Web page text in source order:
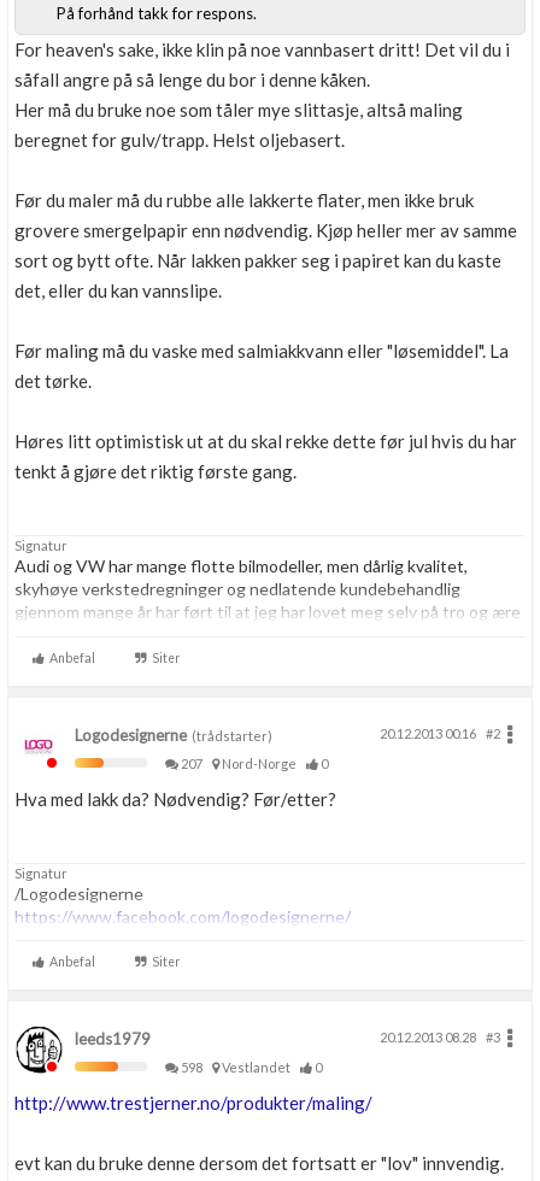
På forhånd takk for respons.
For heaven's sake, ikke klin på noe vannbasert dritt! Det vil du i
såfall angre på så lenge du bor i denne kåken.
Her må du bruke noe som tåler mye slittasje, altså maling
beregnet for gulv/trapp. Helst oljebasert.
Før du maler må du rubbe alle lakkerte flater, men ikke bruk
grovere smergelpapir enn nødvendig. Kjøp heller mer av samme
sort og bytt ofte. Når lakken pakker seg i papiret kan du kaste
det, eller du kan vannslipe.
Før maling må du vaske med salmiakkvann eller "løsemiddel". La
det tørke.
Høres litt optimistisk ut at du skal rekke dette før jul hvis du har
tenkt å gjøre det riktig første gang.
Signatur
Audi og VW har mange flotte bilmodeller, men dårlig kvalitet,
skyhøye verkstedregninger og nedlatende kundebehandlig
gjennom mange år har ført til at jeg har lovet meg selv på tro og ære
Aldri.Anbefal Siter
Logodesignerne(trådstarter) 20.12.2013 00.16
#2
207
Nord-Norge 0
Hva med lakk da? Nødvendig? Før/etter?
Signatur
/Logodesignerne
https://www.facebook.com/logodesignerne/
Anbefal Siter
leeds1979 20.12.2013 08.28
#3
598
Vestlandet 0
http://www.trestjerner.no/produkter/maling/
evt kan du bruke denne dersom det fortsatt er "lov" innvendig.